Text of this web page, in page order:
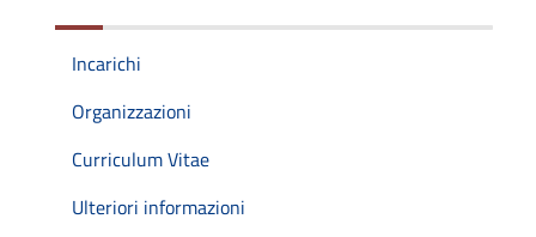
Incarichi
Organizzazioni
Curriculum Vitae
Ulteriori informazioni